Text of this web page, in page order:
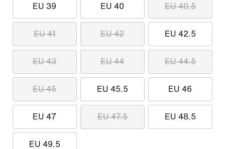
EU 39 EU 40 EU 40.5
EU 41 EU 42 EU 42.5
EU 43 EU 44 EU 44.5
EU 45 EU 45.5 EU 46
EU 47 EU 47.5 EU 48.5
EU 49.5